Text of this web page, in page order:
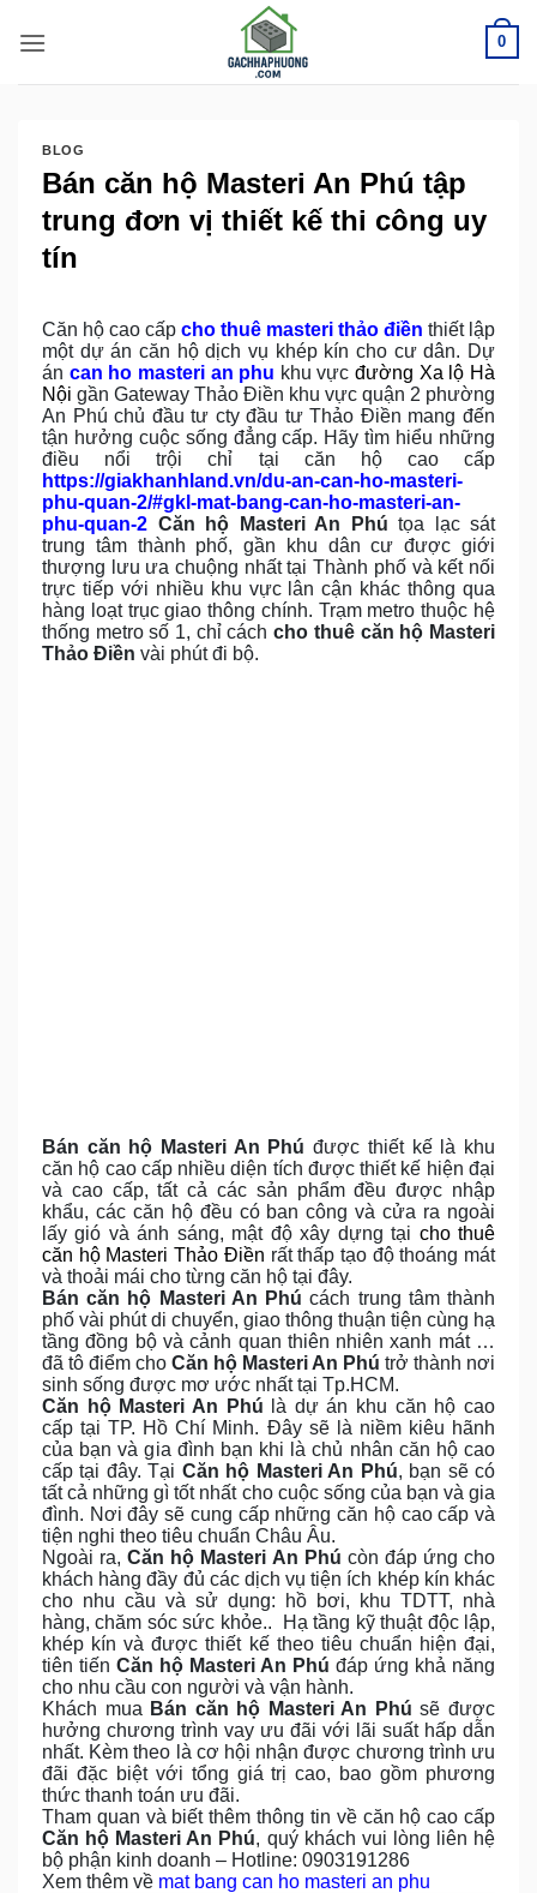
qua
nội
0
BLOG
Bán căn hộ Masteri An Phú tập
trung đơn vị thiết kế thi công uy
tín
Căn hộ cao cấp cho thuê masteri thảo điền thiết lập
một dự án căn hộ dịch vụ khép kín cho cư dân. Dự
án can ho masteri an phu khu vựcđường Xa lộ Hà
Nội gần Gateway Thảo Điền khu vực quận 2 phường
An Phú chủ đầu tư cty đầu tư Thảo Điền mang đến
tận hưởng cuộc sống đẳng cấp. Hãy tìm hiểu những
điều nổi trội chỉ tại căn hộ cao cấp
https://giakhanhland.vn/du-an-can-ho-masteri-
phu-quan-2/#gkl-mat-bang-can-ho-masteri-an-
phu-quan-2 Căn hộ Masteri An Phú tọa lạc sát
trung tâm thành phố, gần khu dân cư được giới
thượng lưu ưa chuộng nhất tại Thành phố và kết nối
trực tiếp với nhiều khu vực lân cận khác thông qua
hàng loạt trục giao thông chính. Trạm metro thuộc hệ
thống metro số 1, chỉ cáchcho thuê căn hộ Masteri
Thảo Điền vài phút đi bộ.
Bán căn hộ Masteri An Phú được thiết kế là khu
căn hộ cao cấp nhiều diện tích được thiết kế hiện đại
và cao cấp, tất cả các sản phẩm đều được nhập
khẩu, các căn hộ đều có ban công và cửa ra ngoài
lấy gió và ánh sáng, mật độ xây dựng tại cho thuê
căn hộ Masteri Thảo Điền rất thấp tạo độ thoáng mát
và thoải mái cho từng căn hộ tại đây.
Bán căn hộ Masteri An Phú cách trung tâm thành
phố vài phút di chuyển, giao thông thuận tiện cùng hạ
tầng đồng bộ và cảnh quan thiên nhiên xanh mát …
đã tô điểm cho Căn hộ Masteri An Phú trở thành nơi
sinh sống được mơ ước nhất tại Tp.HCM.
Căn hộ Masteri An Phú là dự án khu căn hộ cao
cấp tại TP. Hồ Chí Minh. Đây sẽ là niềm kiêu hãnh
của bạn và gia đình bạn khi là chủ nhân căn hộ cao
cấp tại đây. Tại Căn hộ Masteri An Phú, bạn sẽ có
tất cả những gì tốt nhất cho cuộc sống của bạn và gia
đình. Nơi đây sẽ cung cấp những căn hộ cao cấp và
tiện nghi theo tiêu chuẩn Châu Âu.
Ngoài ra,Căn hộ Masteri An Phú còn đáp ứng cho
khách hàng đầy đủ các dịch vụ tiện ích khép kín khác
cho nhu cầu và sử dụng: hồ bơi, khu TDTT, nhà
hàng, chăm sóc sức khỏe..
Hạ tầng kỹ thuật độc lập,
khép kín và được thiết kế theo tiêu chuẩn hiện đại,
tiên tiến Căn hộ Masteri An Phú đáp ứng khả năng
cho nhu cầu con người và vận hành.
Khách mua Bán căn hộ Masteri An Phú sẽ được
hưởng chương trình vay ưu đãi với lãi suất hấp dẫn
nhất. Kèm theo là cơ hội nhận được chương trình ưu
đãi đặc biệt với tổng giá trị cao, bao gồm phương
thức thanh toán ưu đãi.
Tham quan và biết thêm thông tin về căn hộ cao cấp
Căn hộ Masteri An Phú, quý khách vui lòng liên hệ
bộ phận kinh doanh – Hotline: 0903191286
Xem thêm về mat bang can ho masteri an phu